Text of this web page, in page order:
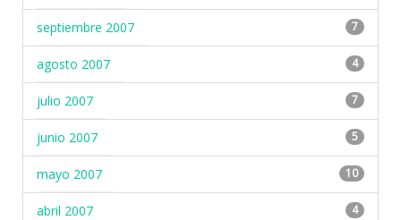
septiembre 2007 7
agosto 2007 4
julio 2007 7
junio 2007 5
mayo 2007 10
abril 2007 4